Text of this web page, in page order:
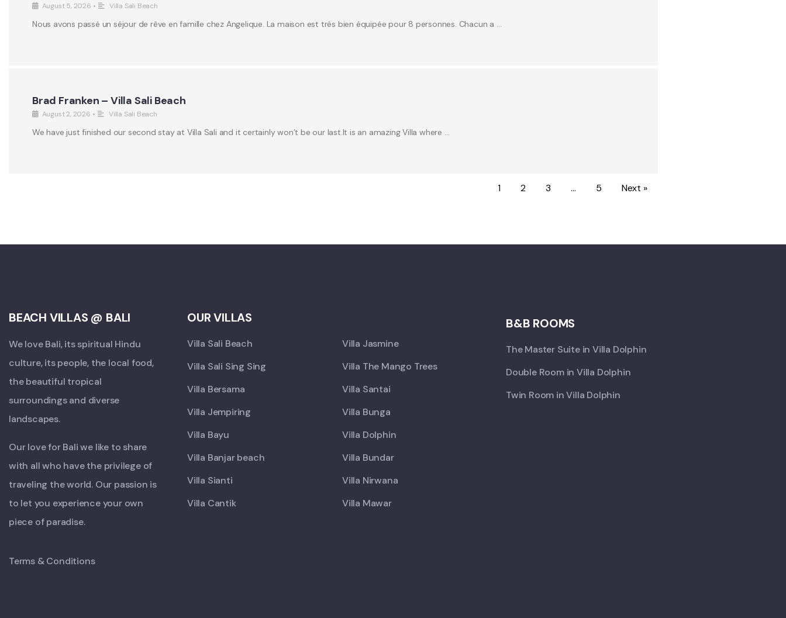
August 5, 2026 • Villa Sali Beach
Nous avons passé un séjour de rêve en famille chez Angelique. La maison est très bien équipée pour 8 personnes. Chacun a …
Brad Franken – Villa Sali Beach
August 2, 2026 • Villa Sali Beach
We have just finished our second stay at Villa Sali and it certainly won’t be our last.It is an amazing Villa where …
1 2 3 … 5 Next »
BEACH VILLAS @ BALI
We love Bali, its spiritual Hindu
culture, its people, the local food,
the beautiful tropical
surroundings and diverse
landscapes.
Our love for Bali we like to share
with all who have the privilege of
traveling the world. Our passion is
to let you experience your own
piece of paradise.
Terms & Conditions
OUR VILLAS
Villa Sali Beach
Villa Sali Sing Sing
Villa Bersama
Villa Jempiring
Villa Bayu
Villa Banjar beach
Villa Sianti
Villa Cantik
Villa Jasmine
Villa The Mango Trees
Villa Santai
Villa Bunga
Villa Dolphin
Villa Bundar
Villa Nirwana
Villa Mawar
B&B ROOMS
The Master Suite in Villa Dolphin
Double Room in Villa Dolphin
Twin Room in Villa Dolphin